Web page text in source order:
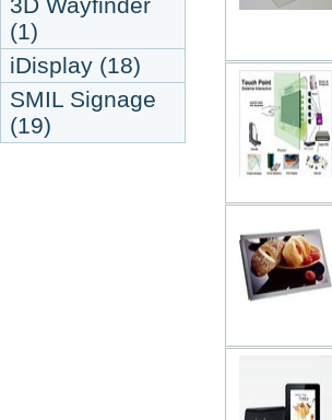
(1)
iDisplay (18)
SMIL Signage
(19)